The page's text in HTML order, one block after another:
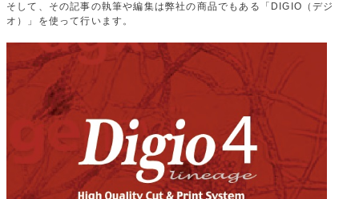
そして、その記事の執筆や編集は弊社の商品でもある「DIGIO（デジ
オ）」を使って行います。